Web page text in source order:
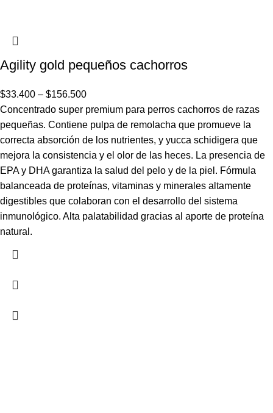
Agility gold pequeños cachorros
$33.400 – $156.500
Concentrado super premium para perros cachorros de razas
pequeñas. Contiene pulpa de remolacha que promueve la
correcta absorción de los nutrientes, y yucca schidigera que
mejora la consistencia y el olor de las heces. La presencia de
EPA y DHA garantiza la salud del pelo y de la piel. Fórmula
balanceada de proteínas, vitaminas y minerales altamente
digestibles que colaboran con el desarrollo del sistema
inmunológico. Alta palatabilidad gracias al aporte de proteína
natural.